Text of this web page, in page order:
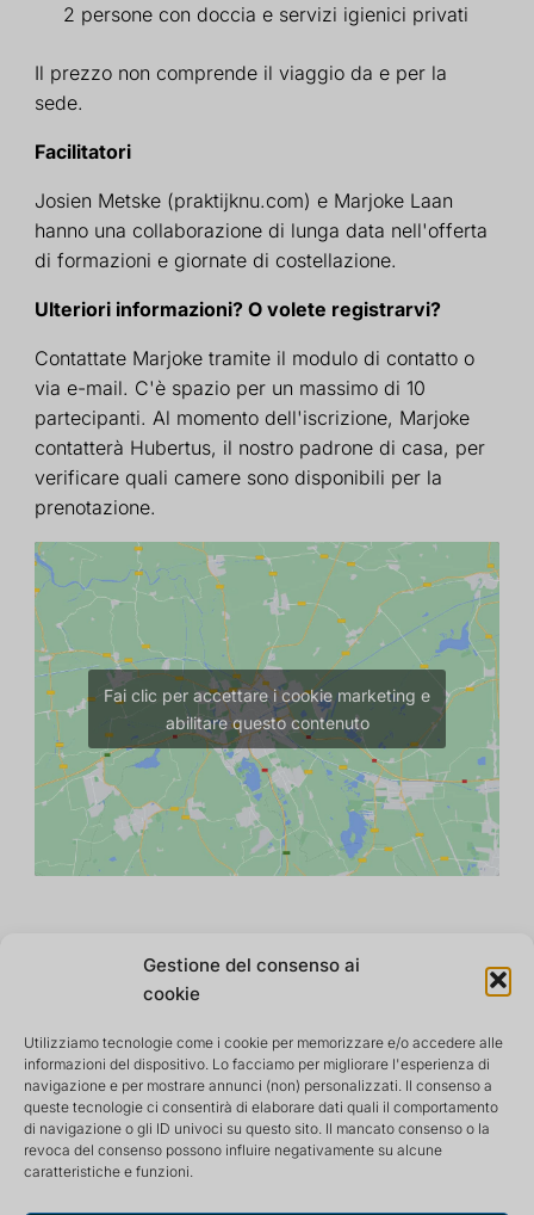
Gestione del consenso ai
cookie
Utilizziamo tecnologie come i cookie per memorizzare e/o accedere alle
informazioni del dispositivo. Lo facciamo per migliorare l'esperienza di
navigazione e per mostrare annunci (non) personalizzati. Il consenso a
queste tecnologie ci consentirà di elaborare dati quali il comportamento
di navigazione o gli ID univoci su questo sito. Il mancato consenso o la
revoca del consenso possono influire negativamente su alcune
caratteristiche e funzioni.
2 persone con doccia e servizi igienici privati
Il prezzo non comprende il viaggio da e per la
sede.
Facilitatori
Josien Metske (praktijknu.com) e Marjoke Laan
hanno una collaborazione di lunga data nell'offerta
di formazioni e giornate di costellazione.
Ulteriori informazioni? O volete registrarvi?
Contattate Marjoke tramite il modulo di contatto o
via e-mail. C'è spazio per un massimo di 10
partecipanti. Al momento dell'iscrizione, Marjoke
contatterà Hubertus, il nostro padrone di casa, per
verificare quali camere sono disponibili per la
prenotazione.
Fai clic per accettare i cookie marketing e
abilitare questo contenuto